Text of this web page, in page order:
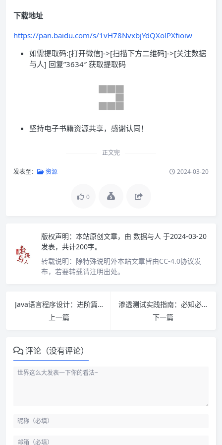
下载地址
https://pan.baidu.com/s/1vH78NvxbjYdQXolPXfioiw
如需提取码:[打开微信]->[扫描下方二维码]->[关注数据
与人] 回复”3634″ 获取提取码
坚持电子书籍资源共享，感谢认同！
正文完
发表至： 资源 2024-03-20
0
版权声明： 本站原创文章，由 数据与人 于2024-03-20
发表，共计200字。
转载说明： 除特殊说明外本站文章皆由CC-4.0协议发
布，若要转载请注明出处。
Java语言程序设计：进阶篇(原书第10版) PDF下载
上一篇
渗透测试实践指南：必知必会的工具与方法（原书第2版）PDF下载
下一篇
评论（没有评论）